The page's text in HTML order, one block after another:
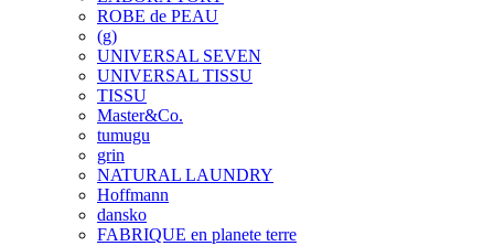
ROBE de PEAU
(g)
UNIVERSAL SEVEN
UNIVERSAL TISSU
TISSU
Master&Co.
tumugu
grin
NATURAL LAUNDRY
Hoffmann
dansko
FABRIQUE en planete terre